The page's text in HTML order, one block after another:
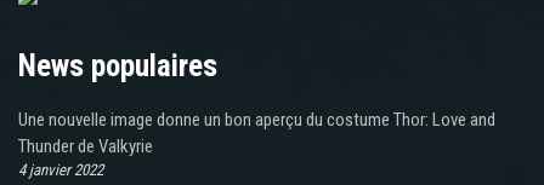
News populaires
Une nouvelle image donne un bon aperçu du costume Thor: Love and
Thunder de Valkyrie
4 janvier 2022